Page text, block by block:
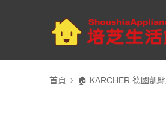
首頁 🏠︎ KARCHER 德國凱馳